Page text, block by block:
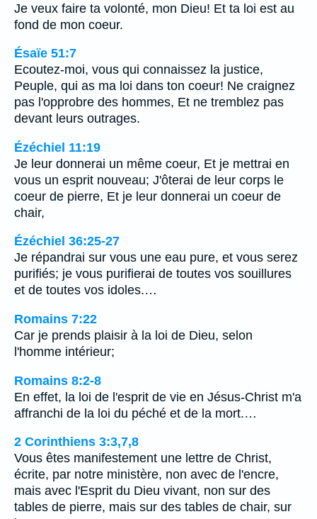
Je veux faire ta volonté, mon Dieu! Et ta loi est au
fond de mon coeur.
Ésaïe 51:7
Ecoutez-moi, vous qui connaissez la justice,
Peuple, qui as ma loi dans ton coeur! Ne craignez
pas l'opprobre des hommes, Et ne tremblez pas
devant leurs outrages.
Ézéchiel 11:19
Je leur donnerai un même coeur, Et je mettrai en
vous un esprit nouveau; J'ôterai de leur corps le
coeur de pierre, Et je leur donnerai un coeur de
chair,
Ézéchiel 36:25-27
Je répandrai sur vous une eau pure, et vous serez
purifiés; je vous purifierai de toutes vos souillures
et de toutes vos idoles.…
Romains 7:22
Car je prends plaisir à la loi de Dieu, selon
l'homme intérieur;
Romains 8:2-8
En effet, la loi de l'esprit de vie en Jésus-Christ m'a
affranchi de la loi du péché et de la mort.…
2 Corinthiens 3:3,7,8
Vous êtes manifestement une lettre de Christ,
écrite, par notre ministère, non avec de l'encre,
mais avec l'Esprit du Dieu vivant, non sur des
tables de pierre, mais sur des tables de chair, sur